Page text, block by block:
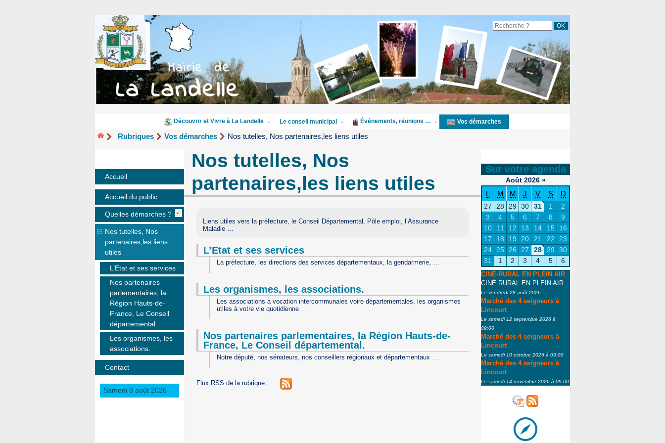
Découvrir et Vivre à La Landelle Le conseil municipal Événements, réunions … Vos démarches
Rubriques Vos démarches Nos tutelles, Nos partenaires,les liens utiles
Nos tutelles, Nos
partenaires,les liens utiles
Liens utiles vers la préfecture, le Conseil Départemental, Pôle emploi, l’Assurance
Maladie …
L’Etat et ses services
La préfecture, les directions des services départementaux, la gendarmerie, …
Les organismes, les associations.
Les associations à vocation intercommunales voire départementales, les organismes
utiles à votre vie quotidienne …
Nos partenaires parlementaires, la Région Hauts-de-
France, Le Conseil départemental.
Notre député, nos sénateurs, nos conseillers régionaux et départementaux …
Flux RSS de la rubrique :
Accueil
Accueil du public
Quelles démarches ?
Nos tutelles, Nos
partenaires,les liens
utiles
L’Etat et ses services
Nos partenaires
parlementaires, la
Région Hauts-de-
France, Le Conseil
départemental.
Les organismes, les
associations.
Contact
Samedi 8 août 2026
Sur votre agenda
Août 2026 »
L M M J V S D
27 28 29 30 31 1
2
3
4 5 6 7 8
9
10
11 12 13 14 15
16
17
18 19 20 21 22
23
24
25 26 27 28 29
30
31
1 2 3 4 5 6
CINÉ-RURAL EN PLEIN AIR :
CINÉ RURAL EN PLEIN AIR
Le vendredi 28 août 2026
Marché des 4 seigneurs à
Lincourt
Le samedi 12 septembre 2026 à
09:00
Marché des 4 seigneurs à
Lincourt
Le samedi 10 octobre 2026 à 09:00
Marché des 4 seigneurs à
Lincourt
Le samedi 14 novembre 2026 à 09:00